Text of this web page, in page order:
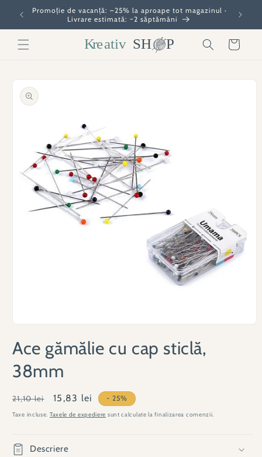
Salt la
conținut
Promoție de vacanță: –25% la aproape tot magazinul ·
Livrare estimată: ~2 săptămâni
Coș
informațiile
produsului
media
1
într-
o
fereastră
Ace gămălie cu cap sticlă,
38mm
Preț
obișnuit
21,10 lei
Preț
redus
15,83 lei - 25%
Taxe incluse. Taxele de expediere sunt calculate la finalizarea comenzii.
Descriere